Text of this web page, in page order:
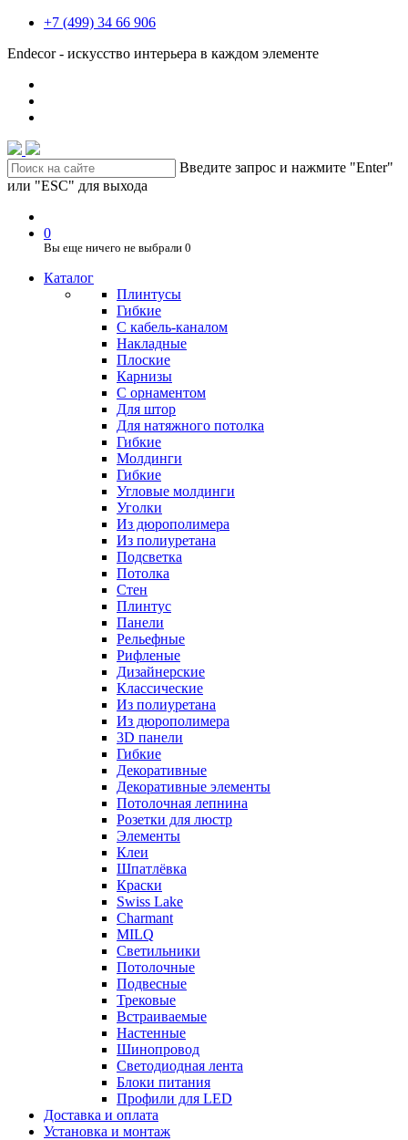
+7 (499) 34 66 906
Endecor - искусство интерьера в каждом элементе
Введите запрос и нажмите "Enter"
или "ESC" для выхода
0
Вы еще ничего не выбрали 0
Каталог
Плинтусы
Гибкие
C кабель-каналом
Накладные
Плоские
Карнизы
С орнаментом
Для штор
Для натяжного потолка
Гибкие
Молдинги
Гибкие
Угловые молдинги
Уголки
Из дюрополимера
Из полиуретана
Подсветка
Потолка
Стен
Плинтус
Панели
Рельефные
Рифленые
Дизайнерские
Классические
Из полиуретана
Из дюрополимера
3D панели
Гибкие
Декоративные
Декоративные элементы
Потолочная лепнина
Розетки для люстр
Элементы
Клеи
Шпатлёвка
Краски
Swiss Lake
Charmant
MILQ
Светильники
Потолочные
Подвесные
Трековые
Встраиваемые
Настенные
Шинопровод
Светодиодная лента
Блоки питания
Профили для LED
Доставка и оплата
Установка и монтаж